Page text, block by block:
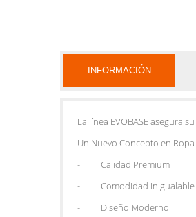
INFORMACIÓN
La línea EVOBASE asegura
Un Nuevo Concepto en
- Calidad Premium
- Comodidad Inigualable
- Diseño Moderno